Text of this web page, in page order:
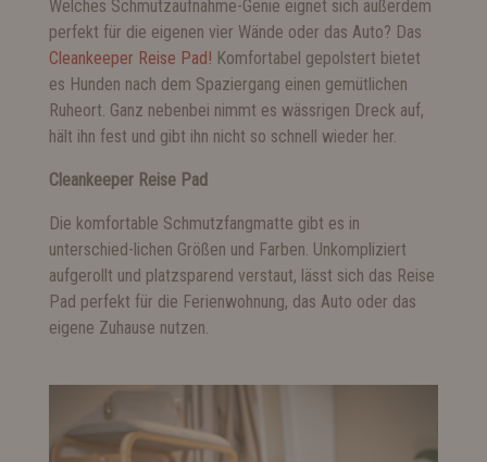
Welches Schmutzaufnahme-Genie eignet sich außerdem
perfekt für die eigenen vier Wände oder das Auto? Das
Cleankeeper Reise Pad! Komfortabel gepolstert bietet
es Hunden nach dem Spaziergang einen gemütlichen
Ruheort. Ganz nebenbei nimmt es wässrigen Dreck auf,
hält ihn fest und gibt ihn nicht so schnell wieder her.
Cleankeeper Reise Pad
Die komfortable Schmutzfangmatte gibt es in
unterschied-lichen Größen und Farben. Unkompliziert
aufgerollt und platzsparend verstaut, lässt sich das Reise
Pad perfekt für die Ferienwohnung, das Auto oder das
eigene Zuhause nutzen.